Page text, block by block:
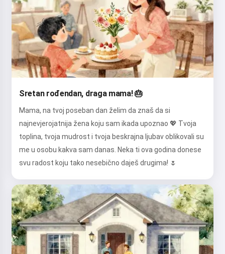
Sretan rođendan, draga mama! 🎂
Mama, na tvoj poseban dan želim da znaš da si
najnevjerojatnija žena koju sam ikada upoznao 💖 Tvoja
toplina, tvoja mudrost i tvoja beskrajna ljubav oblikovali su
me u osobu kakva sam danas. Neka ti ova godina donese
svu radost koju tako nesebično daješ drugima! 🌷